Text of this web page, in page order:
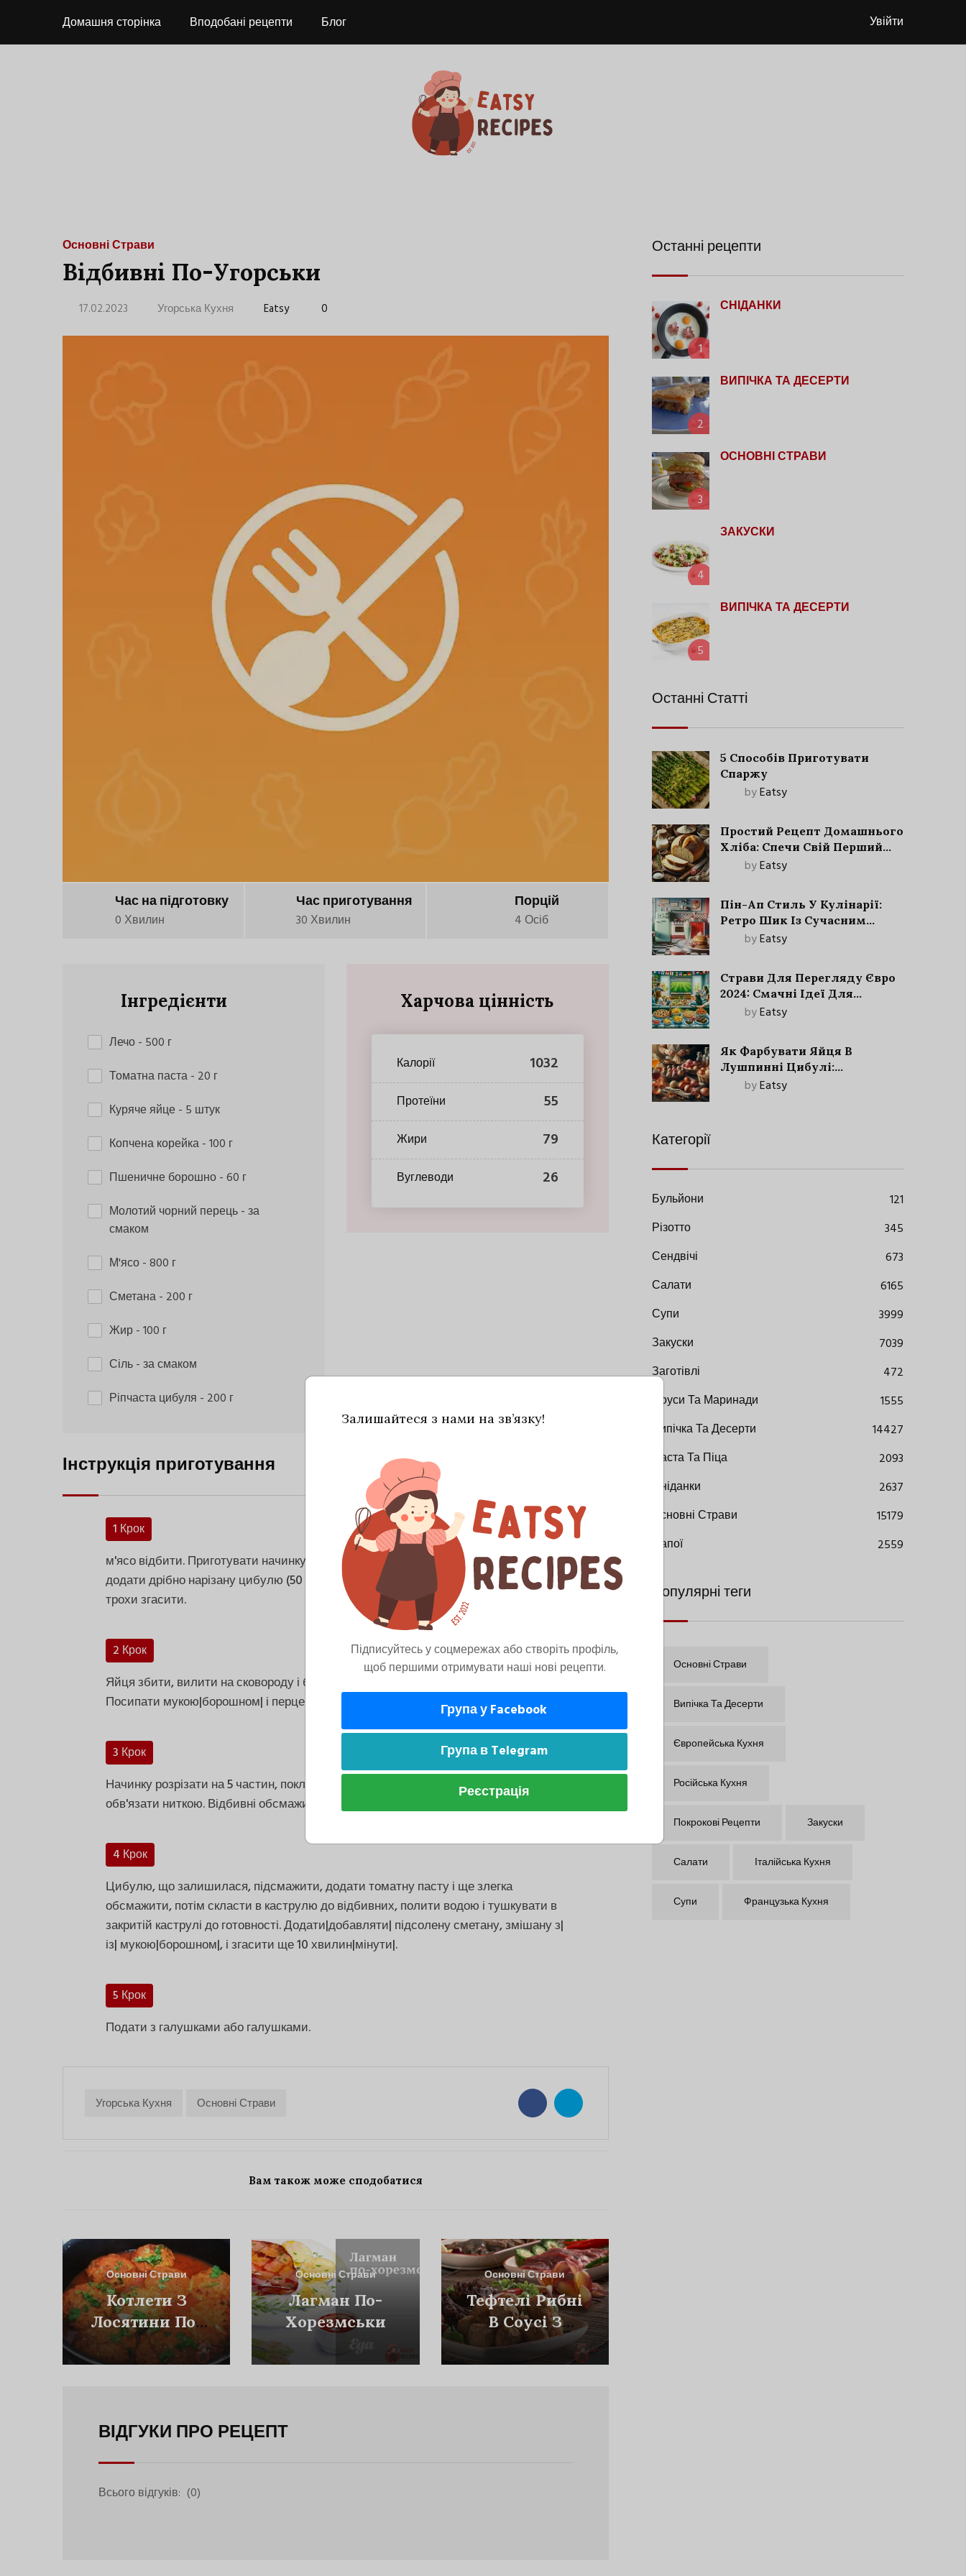
Домашня сторінка Вподобані рецепти Блог Увійти
Основні Страви
Відбивні По-Угорськи
17.02.2023 Угорська Кухня Eatsy 0
Час на підготовку
0 Хвилин
Час приготування
30 Хвилин
Порцій
4 Осіб
Інгредієнти
Лечо- 500 г
Томатна паста- 20 г
Куряче яйце- 5 штук
Копчена корейка- 100 г
Пшеничне борошно- 60 г
Молотий чорний перець- за
смаком
М'ясо- 800 г
Сметана- 200 г
Жир- 100 г
Сіль- за смаком
Ріпчаста цибуля - 200 г
Харчова цінність
Калорії 1032
Протеїни 55
Жири 79
Вуглеводи 26
Інструкція приготування
1 Крок
м'ясо відбити. Приготувати начинку: корейку нарізати кубиками та підсмажити,
додати дрібно нарізану цибулю (50 г). Коли він зарум'яниться, покласти лечо і
трохи згасити.
2 Крок
Яйця збити, вилити на сковороду і безперервно помішуючи, довести до загусання.
Посипати мукою|борошном| і перцем, перемішати і остудити.
3 Крок
Начинку розрізати на 5 частин, покласти на шматки м'яса, щільно згорнути та
обв'язати ниткою. Відбивні обсмажити у розігрітому жирі.
4 Крок
Цибулю, що залишилася, підсмажити, додати томатну пасту і ще злегка
обсмажити, потім скласти в каструлю до відбивних, полити водою і тушкувати в
закритій каструлі до готовності. Додати|добавляти| підсолену сметану, змішану з|
із| мукою|борошном|, і згасити ще 10 хвилин|мінути|.
5 Крок
Подати з галушками або галушками.
Угорська Кухня Основні Страви
Вам також може сподобатися
Основні Страви
Котлети З
Лосятини По-
Карельськи
Основні Страви
Лагман По-
Хорезмськи
Основні Страви
Тефтелі Рибні
В Соусі З
Кропом
ВІДГУКИ ПРО РЕЦЕПТ
Всього відгуків: (0)
Останні рецепти
1
СНІДАНКИ
2
ВИПІЧКА ТА ДЕСЕРТИ
3
ОСНОВНІ СТРАВИ
4
ЗАКУСКИ
5
ВИПІЧКА ТА ДЕСЕРТИ
Останні Статті
5 Способів Приготувати
Спаржу
byEatsy
Простий Рецепт Домашнього
Хліба: Спечи Свій Перший
Запашний Хліб!
byEatsy
Пін-Ап Стиль У Кулінарії:
Ретро Шик Із Сучасним
Акцентом
byEatsy
Страви Для Перегляду Євро
2024: Смачні Ідеї Для
Футбольного Свята
byEatsy
Як Фарбувати Яйця В
Лушпинні Цибулі:
Старовинний Метод З
byEatsy
Категорії
Бульйони
121
Різотто
345
Сендвічі
673
Салати
6165
Супи
3999
Закуски
7039
Заготівлі
472
Соуси Та Маринади
1555
Випічка Та Десерти
14427
Паста Та Піца
2093
Сніданки
2637
Основні Страви
15179
Напої
2559
Популярні теги
Основні Страви
Випічка Та Десерти
Європейська Кухня
Російська Кухня
Покрокові Рецепти Закуски
Салати Італійська Кухня
Супи Французька Кухня
Залишайтеся з нами на зв’язку!
Підписуйтесь у соцмережах або створіть профіль,
щоб першими отримувати наші нові рецепти.
Група у Facebook
Група в Telegram
Реєстрація